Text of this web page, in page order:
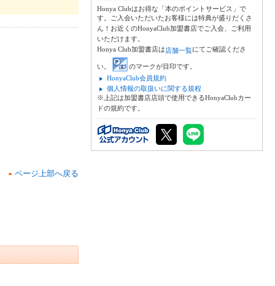
ページ上部へ戻る
Honya Clubはお得な「本のポイントサービス」で
す。ご入会いただいたお客様には特典が盛りだくさ
ん！お近くのHonyaClub加盟書店でご入会、ご利用
いただけます。
Honya Club加盟書店は店舗一覧にてご確認くださ
い。
のマークが目印です。
HonyaClub会員規約
個人情報の取扱いに関する規程
※上記は加盟書店店頭で使用できるHonyaClubカー
ドの規約です。